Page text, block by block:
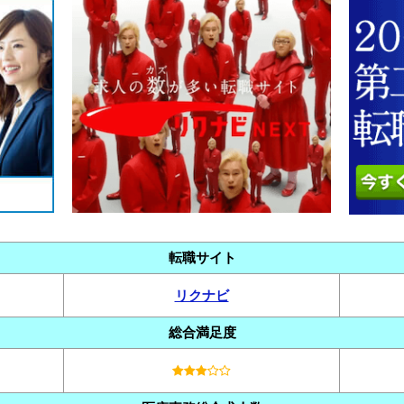
転職サイト
リクナビ
総合満足度